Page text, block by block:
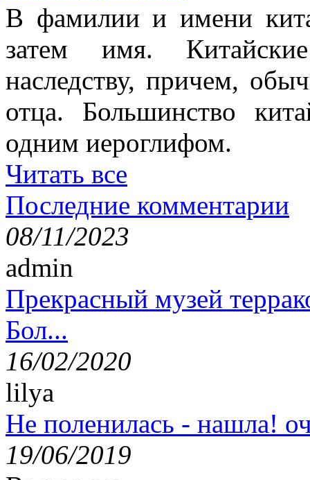
В фамилии и имени
затем имя.
наследству, причем,
отца. Большинство
одним иероглифом.
Читать все
Последние комментарии
08/11/2023
admin
Прекрасный музей
Бол...
16/02/2020
lilya
Не поленилась - нашла!
19/06/2019